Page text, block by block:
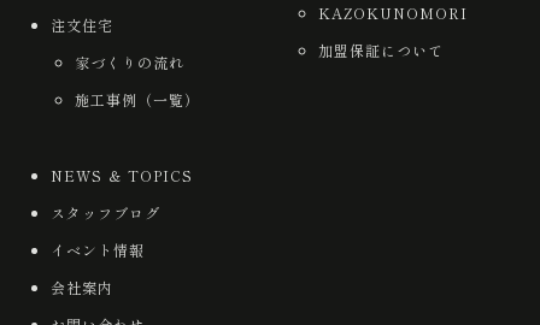
注文住宅
家づくりの流れ
施工事例（一覧）
KAZOKUNOMORI
加盟保証について
NEWS ＆ TOPICS
スタッフブログ
イベント情報
会社案内